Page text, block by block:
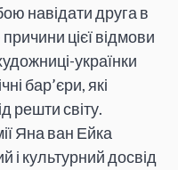
навідати друга в
цієї відмови
українки
бар’єри, які
решти світу.
Яна ван Ейка
і культурний досвід